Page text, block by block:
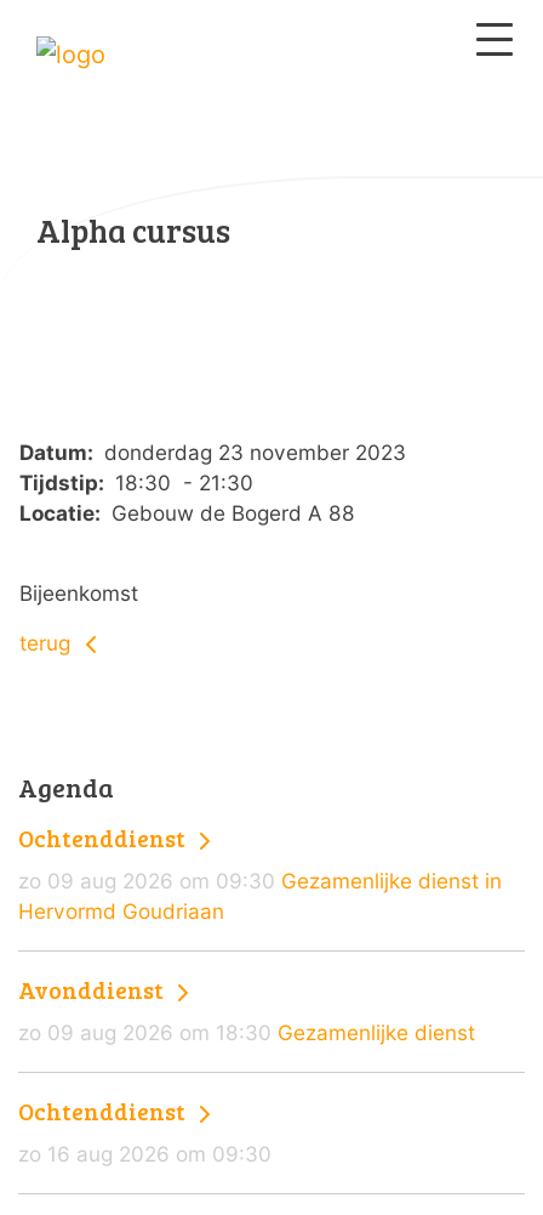
Alpha cursus
Datum: donderdag 23 november 2023
Tijdstip: 18:30 - 21:30
Locatie: Gebouw de Bogerd A 88
Bijeenkomst
terug
Agenda
Ochtenddienst
zo 09 aug 2026 om 09:30 Gezamenlijke dienst in
Hervormd Goudriaan
Avonddienst
zo 09 aug 2026 om 18:30 Gezamenlijke dienst
Ochtenddienst
zo 16 aug 2026 om 09:30